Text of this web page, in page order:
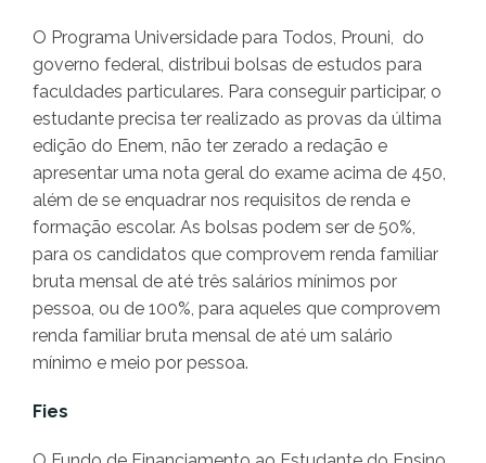
O Programa Universidade para Todos, Prouni, do
governo federal, distribui bolsas de estudos para
faculdades particulares. Para conseguir participar, o
estudante precisa ter realizado as provas da última
edição do Enem, não ter zerado a redação e
apresentar uma nota geral do exame acima de 450,
além de se enquadrar nos requisitos de renda e
formação escolar. As bolsas podem ser de 50%,
para os candidatos que comprovem renda familiar
bruta mensal de até três salários mínimos por
pessoa, ou de 100%, para aqueles que comprovem
renda familiar bruta mensal de até um salário
mínimo e meio por pessoa.
Fies